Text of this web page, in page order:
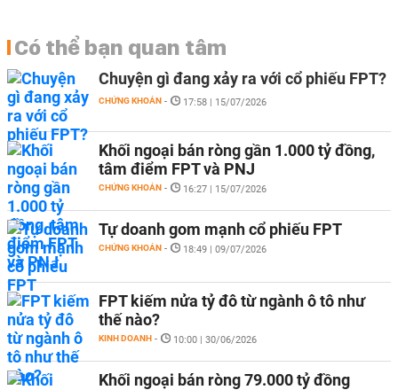
Có thể bạn quan tâm
Chuyện gì đang xảy ra với cổ phiếu FPT?
CHỨNG KHOÁN - 17:58 | 15/07/2026
Khối ngoại bán ròng gần 1.000 tỷ đồng,
tâm điểm FPT và PNJ
CHỨNG KHOÁN - 16:27 | 15/07/2026
Tự doanh gom mạnh cổ phiếu FPT
CHỨNG KHOÁN - 18:49 | 09/07/2026
FPT kiếm nửa tỷ đô từ ngành ô tô như
thế nào?
KINH DOANH - 10:00 | 30/06/2026
Khối ngoại bán ròng 79.000 tỷ đồng